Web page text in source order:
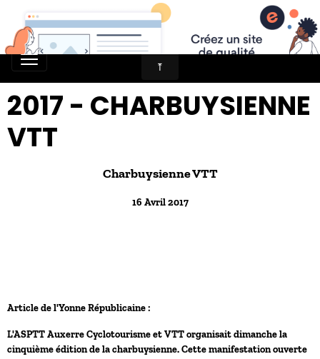
2017 - CHARBUYSIENNE
VTT
Charbuysienne VTT
16 Avril 2017
Article de l'Yonne Républicaine :
L'ASPTT Auxerre Cyclotourisme et VTT organisait dimanche la
cinquième édition de la charbuysienne. Cette manifestation ouverte